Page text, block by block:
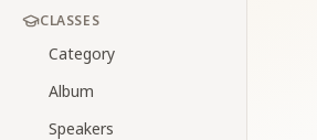
CLASSES
Category
Album
Speakers